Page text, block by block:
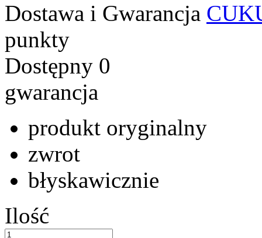
Dostawa i Gwarancja
punkty
Dostępny 0
gwarancja
produkt oryginalny
zwrot
błyskawicznie
Ilość